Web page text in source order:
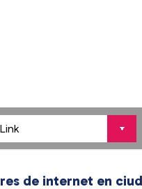
de internet en